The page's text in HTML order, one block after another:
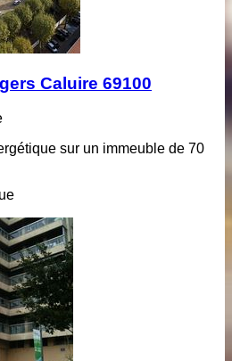
Caluire 69100
sur un immeuble de 70